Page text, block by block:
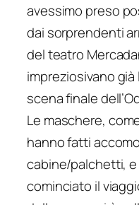
avessimo preso
dai sorprendenti
del teatro
impreziosivano
scena finale
Le maschere,
hanno fatti
cabine/palchetti,
cominciato il